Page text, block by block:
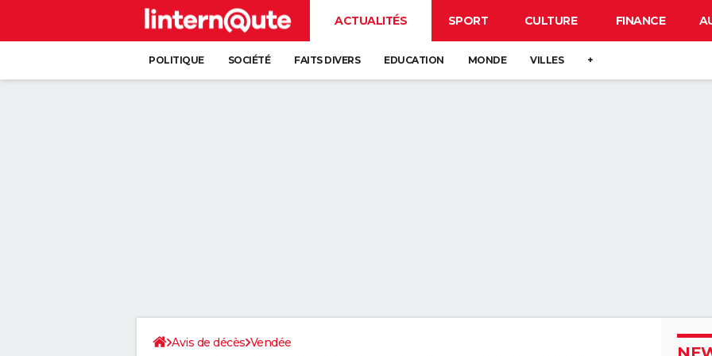
ACTUALITÉS SPORT CULTURE FINANCE
POLITIQUE SOCIÉTÉ FAITS DIVERS EDUCATION MONDE VILLES +
Avis de décès Vendée